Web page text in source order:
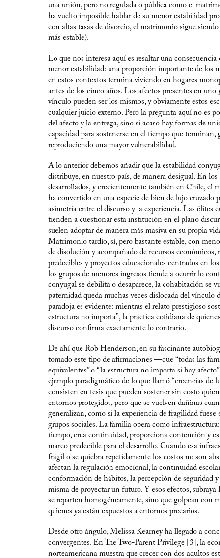
una unión, pero no regulada o pública como el
ha vuelto imposible hablar de su menor estabilidad
con altas tasas de divorcio, el matrimonio sigue
más estable).
Lo que nos interesa aquí es resaltar una consecuencia
menor estabilidad: una proporción importante de los
en estos contextos termina viviendo en hogares
antes de los cinco años. Los afectos presentes en uno
vínculo pueden ser los mismos, y obviamente estos
cualquier juicio externo. Pero la pregunta aquí no es
del afecto y la entrega, sino si acaso hay formas de
capacidad para sostenerse en el tiempo que terminan,
reproduciendo una mayor vulnerabilidad.
A lo anterior debemos añadir que la estabilidad
distribuye, en nuestro país, de manera desigual. En los
desarrollados, y crecientemente también en Chile, el
ha convertido en una especie de bien de lujo cruzado
asimetría entre el discurso y la experiencia. Las élites
tienden a cuestionar esta institución en el plano
suelen adoptar de manera más masiva en su propia
Matrimonio tardío, sí, pero bastante estable, con
de disolución y acompañado de recursos económicos,
predecibles y proyectos educacionales centrados en
los grupos de menores ingresos tiende a ocurrir lo
conyugal se debilita o desaparece, la cohabitación se
paternidad queda muchas veces dislocada del vínculo
paradoja es evidente: mientras el relato prestigioso
estructura no importa”, la práctica cotidiana de
discurso confirma exactamente lo contrario.
De ahí que Rob Henderson, en su fascinante
tomado este tipo de afirmaciones —que “todas las
equivalentes” o “la estructura no importa si hay
ejemplo paradigmático de lo que llamó “creencias de
consisten en tesis que pueden sostener sin costo
entornos protegidos, pero que se vuelven dañinas
generalizan, como si la experiencia de fragilidad fuese
grupos sociales. La familia opera como
tiempo, crea continuidad, proporciona contención y
marco predecible para el desarrollo. Cuando esa
frágil o se quiebra repetidamente los costos no son
afectan la regulación emocional, la continuidad
conformación de hábitos, la percepción de seguridad
misma de proyectar un futuro. Y esos efectos,
se reparten homogéneamente, sino que golpean con
quienes ya están expuestos a entornos precarios.
Desde otro ángulo, Melissa Kearney ha llegado a
convergentes. En The Two-Parent Privilege [3], la
norteamericana muestra que crecer con dos adultos